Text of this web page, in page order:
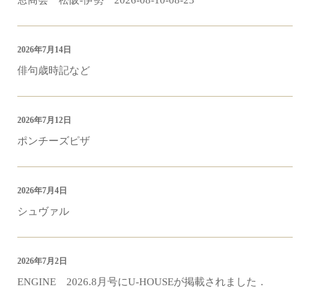
俳句歳時記など
2026年7月14日
ポンチーズピザ
2026年7月12日
シュヴァル
2026年7月4日
ENGINE 2026.8月号にU-HOUSEが掲載されました．
2026年7月2日